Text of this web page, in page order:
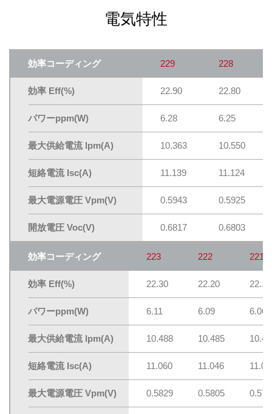
電気特性
効率コーディング 229 228
効率 Eff(%) 22.90 22.80
パワーppm(W) 6.28 6.25
最大供給電流 lpm(A) 10.363 10.550
短絡電流 Isc(A) 11.139 11.124
最大電源電圧 Vpm(V) 0.5943 0.5925
開放電圧 Voc(V) 0.6817 0.6803
効率コーディング 223 222 221
効率 Eff(%) 22.30 22.20 22.10
パワーppm(W) 6.11 6.09 6.06
最大供給電流 lpm(A) 10.488 10.485
短絡電流 Isc(A) 11.060 11.046
最大電源電圧 Vpm(V) 0.5829 0.5805